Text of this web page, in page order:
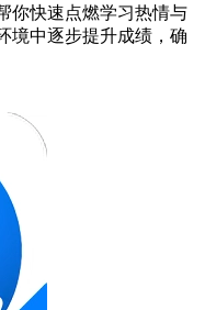
你快速点燃学习热情与
境中逐步提升成绩，确